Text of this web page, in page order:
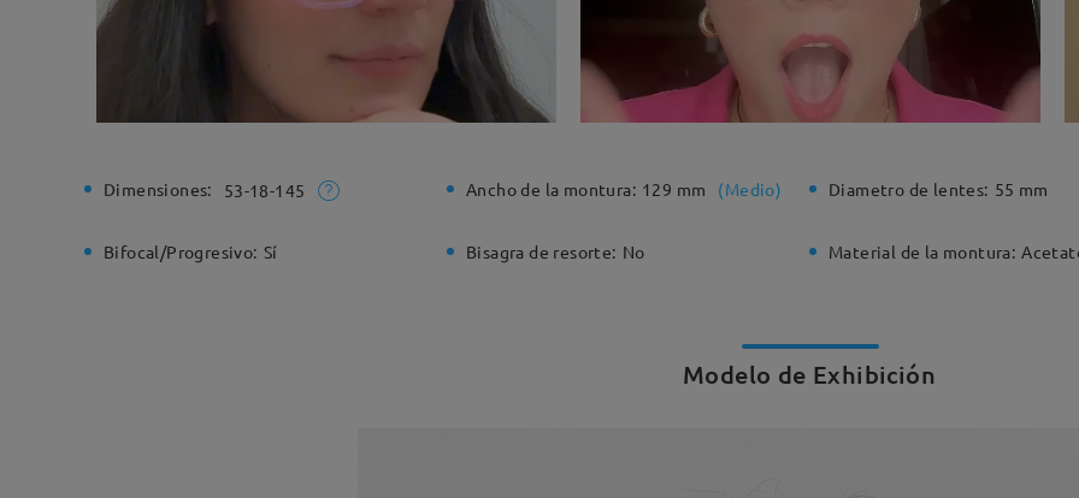
Dimensiones: 53-18-145 Ancho de la montura: 129 mm (Medio) Diametro de lentes: 55 mm
Bifocal/Progresivo: Sí Bisagra de resorte: No Material de la montura:
Modelo de Exhibición